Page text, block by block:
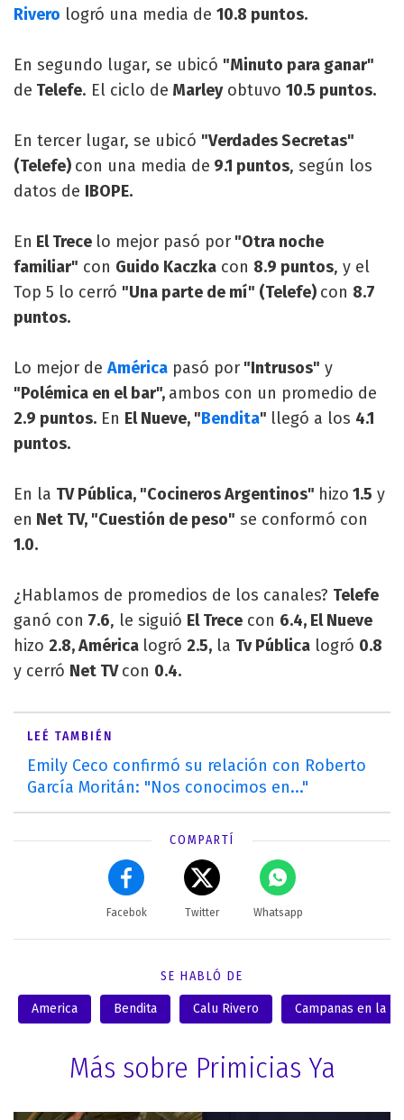
Rivero logró una media de 10.8 puntos.
En segundo lugar, se ubicó "Minuto para ganar"
de Telefe. El ciclo de Marleyobtuvo 10.5 puntos.
En tercer lugar, se ubicó "Verdades Secretas"
(Telefe) con una media de 9.1 puntos, según los
datos de IBOPE.
En El Trece lo mejor pasó por "Otra noche
familiar" con Guido Kaczka con 8.9 puntos, y el
Top 5 lo cerró "Una parte de mí" (Telefe) con 8.7
puntos.
Lo mejor de América pasó por "Intrusos" y
"Polémica en el bar", ambos con un promedio de
2.9 puntos. En El Nueve, "Bendita" llegó a los 4.1
puntos.
En la TV Pública, "Cocineros Argentinos" hizo 1.5 y
en Net TV, "Cuestión de peso" se conformó con
1.0.
¿Hablamos de promedios de los canales? Telefe
ganó con 7.6, le siguió El Trece con 6.4, El Nueve
hizo 2.8, América logró 2.5, la Tv Pública logró 0.8
y cerró Net TVcon 0.4.
LEÉ TAMBIÉN
Emily Ceco confirmó su relación con Roberto
García Moritán: "Nos conocimos en..."
COMPARTÍ
Facebok Twitter Whatsapp
SE HABLÓ DE
America Bendita Calu Rivero Campanas en la
Más sobre Primicias Ya